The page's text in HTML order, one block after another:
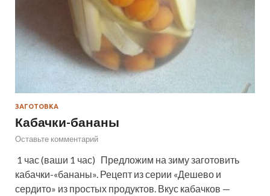
ЗАГОТОВКА
Кабачки-бананы
Оставьте комментарий
1 час (ваши 1 час) Предложим на зиму заготовить
кабачки-«бананы». Рецепт из серии «Дешево и
сердито» из простых продуктов. Вкус кабачков —